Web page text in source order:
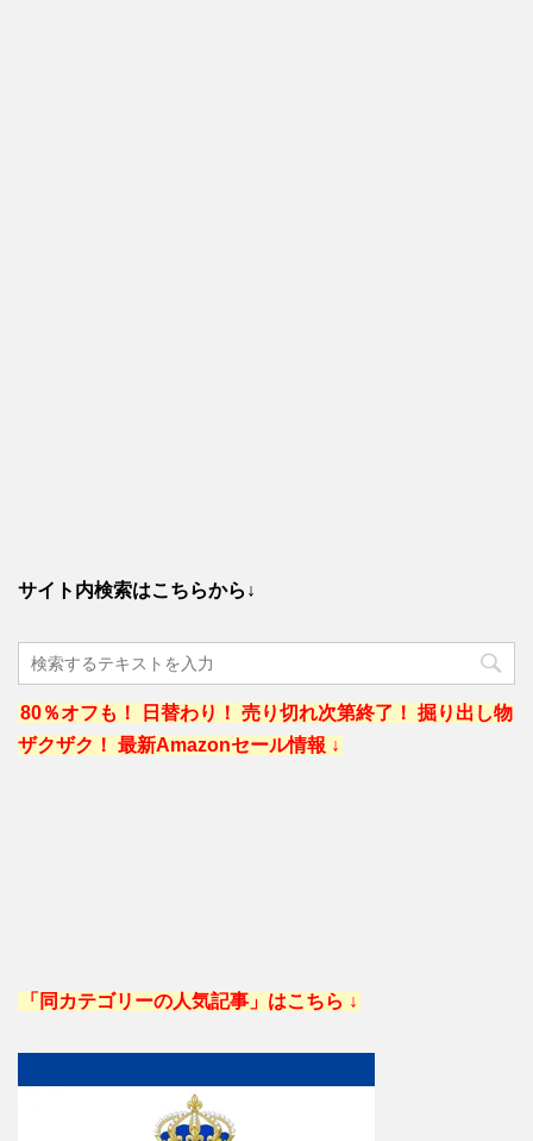
サイト内検索はこちらから↓
80％オフも！ 日替わり！ 売り切れ次第終了！ 掘り出し物
ザクザク！ 最新Amazonセール情報 ↓
「同カテゴリーの人気記事」はこちら ↓